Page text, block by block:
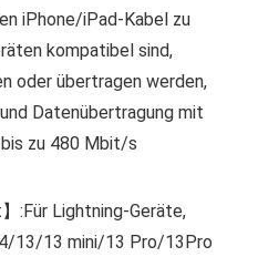
iPhone/iPad-Kabel zu
kompatibel sind,
oder übertragen werden,
Datenübertragung mit
zu 480 Mbit/s
:Für Lightning-Geräte,
13/13 mini/13 Pro/13Pro